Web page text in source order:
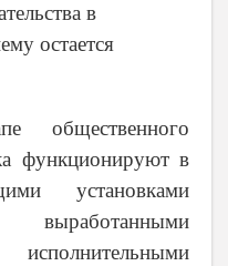
в
остается
общественного
функционируют в
установками